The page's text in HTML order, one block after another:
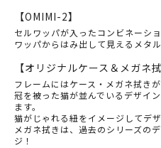
【OMIMI-2】
セルワッパが入ったコンビネーショ
ワッパからはみ出して見えるメタ
【オリジナルケース＆メガネ拭
フレームにはケース・メガネ拭きが
冠を被った猫が並んでいるデザイ
ます。
猫がじゃれる紐をイメージしてデザ
メガネ拭きは、過去のシリーズの
ジ！